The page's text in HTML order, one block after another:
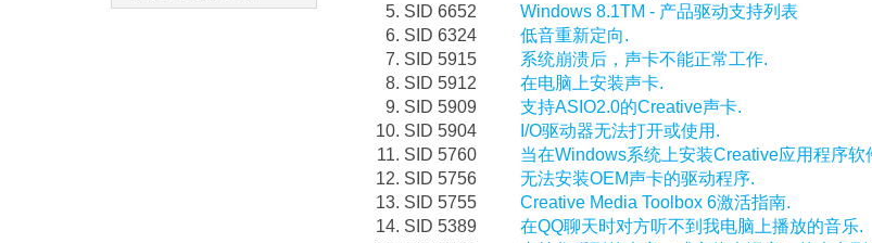
SID 6652
Windows 8.1TM - 产品驱动支持列表
SID 6324
低音重新定向.
SID 5915
系统崩溃后，声卡不能正常工作.
SID 5912
在电脑上安装声卡.
SID 5909
支持ASIO2.0的Creative声卡.
SID 5904
I/O驱动器无法打开或使用.
SID 5760
当在Windows系统上安装Creative应用程序软
SID 5756
无法安装OEM声卡的驱动程序.
SID 5755
Creative Media Toolbox 6激活指南.
SID 5389
在QQ聊天时对方听不到我电脑上播放的音乐.